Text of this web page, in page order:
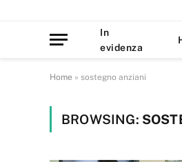
In
evidenza
Home » sostegno anziani
BROWSING: